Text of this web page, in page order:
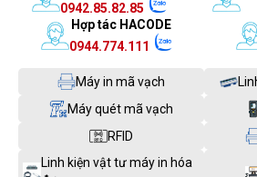
0942.85.82.85
Hợp tác HACODE
0944.774.111
Máy in mã vạch
Máy quét mã vạch
RFID
Linh kiện vật tư máy in hóa